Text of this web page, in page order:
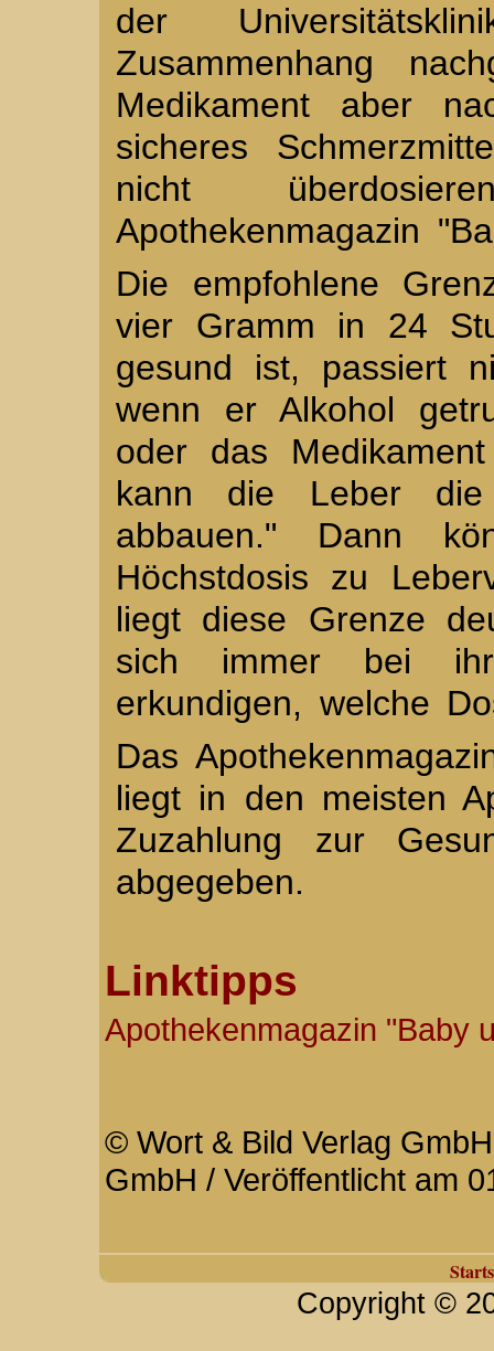
der
Zusammenhang
Medikament aber
sicheres
nicht
Apothekenmagazin
Die empfohlene
vier Gramm in 24
gesund ist, passiert
wenn er Alkohol
oder das
kann die Leber
abbauen." Dann
Höchstdosis zu
liegt diese Grenze
sich immer bei
erkundigen, welche
Das
liegt in den meisten
Zuzahlung zur
abgegeben.
Linktipps
Apothekenmagazin "Baby
© Wort & Bild Verlag
GmbH / Veröffentlicht am
Copyright ©